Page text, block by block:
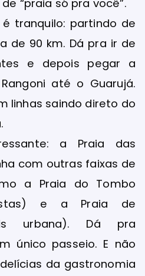
“praia só pra você”.
tranquilo: partindo de
de 90 km. Dá pra ir de
e depois pegar a
até o Guarujá.
linhas saindo direto do
a Praia das
com outras faixas de
a Praia do Tombo
e a Praia de
urbana). Dá pra
único passeio. E não
da gastronomia